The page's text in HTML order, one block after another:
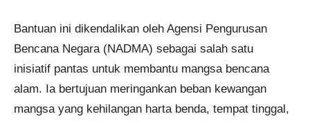
Bantuan ini dikendalikan oleh Agensi Pengurusan
Bencana Negara (NADMA) sebagai salah satu
inisiatif pantas untuk membantu mangsa bencana
alam. Ia bertujuan meringankan beban kewangan
mangsa yang kehilangan harta benda, tempat tinggal,